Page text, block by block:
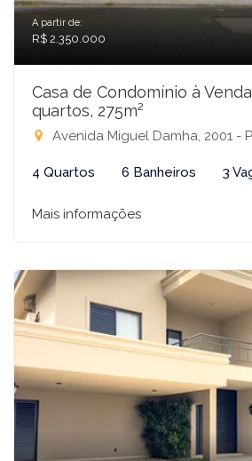
A partir de:
R$ 2.350.000
Casa de Condomínio à
quartos, 275m²
Avenida Miguel Damha, 2001 - Parque Residencial
4 Quartos 6 Banheiros 3
Mais informações